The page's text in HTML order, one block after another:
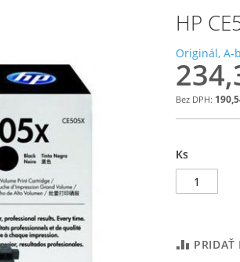
HP
Originál, A-
Ks
PRIDAŤ